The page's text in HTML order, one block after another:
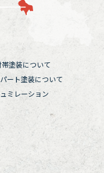
帯塗装について
ート塗装について
ミレーション